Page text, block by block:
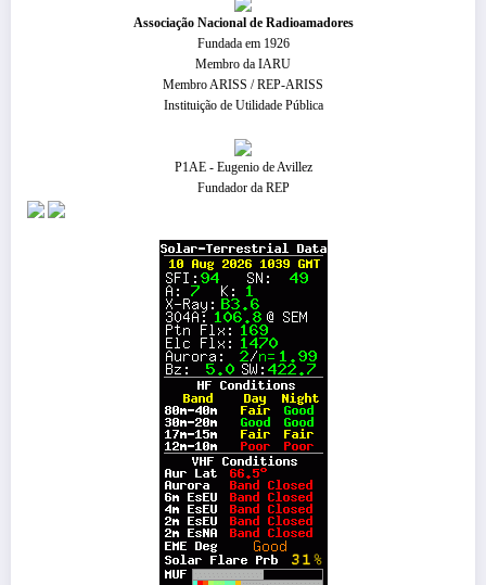
​Associação Nacional de Radioamadores
Fundada em 1926
Membro da IARU
Membro ARISS / REP-ARISS
Instituição de Utilidade Pública
P1AE - Eugenio de Avillez
Fundador da REP